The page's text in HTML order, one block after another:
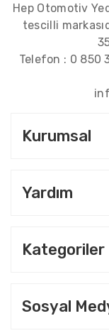
Hep Otomotiv
tescilli
Telefon : 0 850
Kurumsal
Yardım
Kategoriler
Sosyal